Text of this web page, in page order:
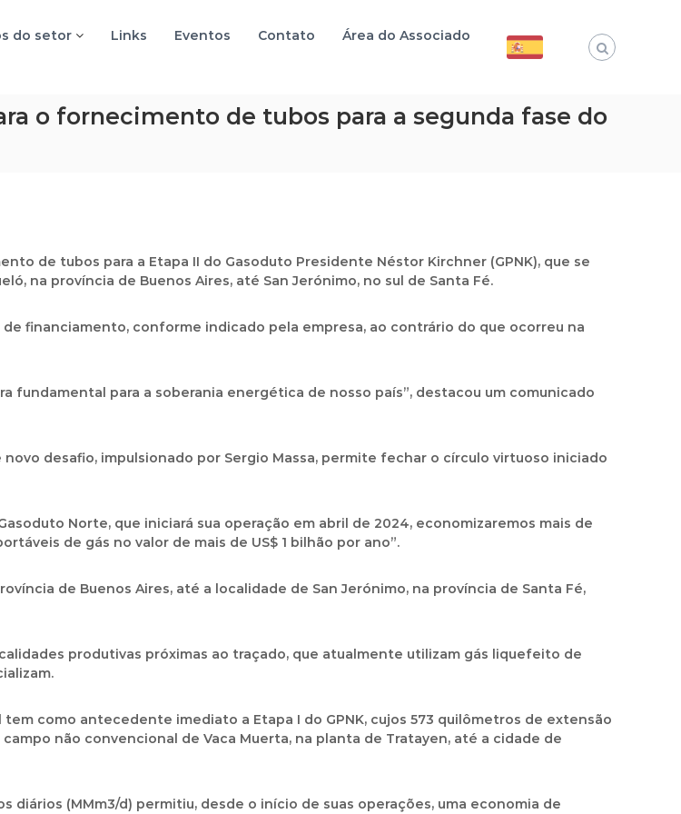
do setor Links Eventos Contato Área do Associado
o fornecimento de tubos para a segunda fase do
de tubos para a Etapa II do Gasoduto Presidente Néstor Kirchner (GPNK), que se
na província de Buenos Aires, até San Jerónimo, no sul de Santa Fé.
financiamento, conforme indicado pela empresa, ao contrário do que ocorreu na
fundamental para a soberania energética de nosso país”, destacou um comunicado
desafio, impulsionado por Sergio Massa, permite fechar o círculo virtuoso iniciado
Norte, que iniciará sua operação em abril de 2024, economizaremos mais de
de gás no valor de mais de US$ 1 bilhão por ano”.
de Buenos Aires, até a localidade de San Jerónimo, na província de Santa Fé,
produtivas próximas ao traçado, que atualmente utilizam gás liquefeito de
como antecedente imediato a Etapa I do GPNK, cujos 573 quilômetros de extensão
não convencional de Vaca Muerta, na planta de Tratayen, até a cidade de
(MMm3/d) permitiu, desde o início de suas operações, uma economia de